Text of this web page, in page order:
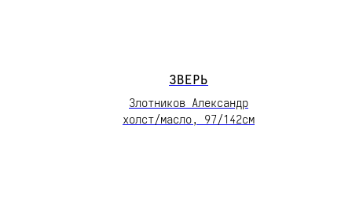
ЗВЕРЬ
Злотников Александр
холст/масло, 97/142см